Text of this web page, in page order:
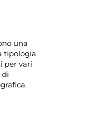
una
tipologia
per vari
di